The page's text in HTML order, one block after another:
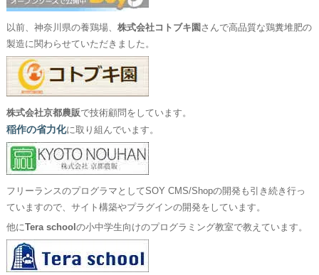
以前、神奈川県の養鶏場、 株式会社コトブキ園 さんで高品質な鶏糞堆肥の
製造に関わらせていただきました。
株式会社京都農販で技術顧問をしています。
稲作の省力化に取り組んでいます。
フリーランスのプログラマとしてSOY CMS/Shopの開発も引き続き行っ
ていますので、サイト構築やプラグインの開発をしています。
他にTera school の小中学生向けのプログラミング教室で教えています。